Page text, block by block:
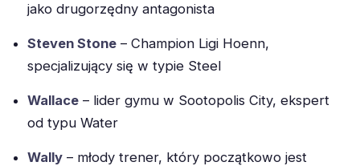
jako drugorzędny antagonista
Steven Stone – Champion Ligi Hoenn,
specjalizujący się w typie Steel
Wallace – lider gymu w Sootopolis City, ekspert
od typu Water
Wally – młody trener, który początkowo jest